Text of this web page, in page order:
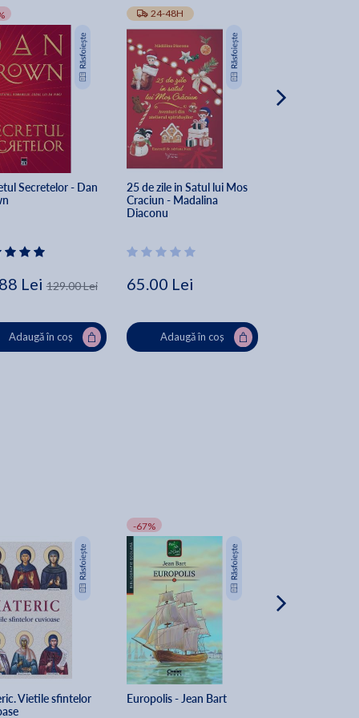
Secretelor - Dan
Lei 129.00 Lei
Adaugă în coș
24-48H
25 de zile in Satul lui Mos
Craciun - Madalina
Diaconu
65.00 Lei
Adaugă în coș
Vietile sfintelor
-67%
Europolis - Jean Bart